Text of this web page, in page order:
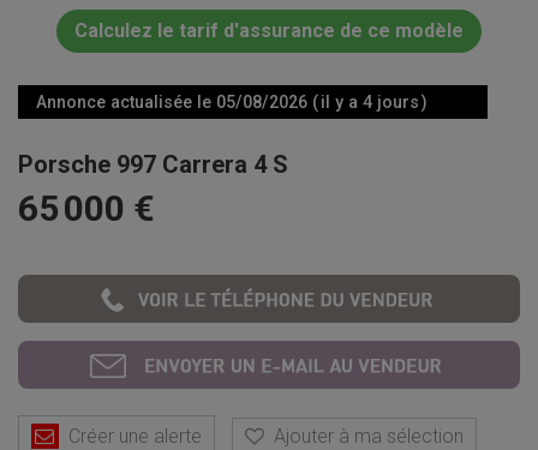
Calculez le tarif d'assurance de ce modèle
Annonce actualisée le 05/08/2026 ( il y a 4 jours )
Porsche 997 Carrera 4 S
65 000 €
Créer une alerte Ajouter à ma sélection